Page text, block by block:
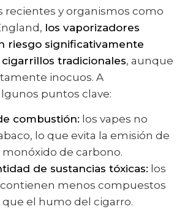
recientes y organismos como
los vaporizadores
riesgo significativamente
tradicionales, aunque
inocuos. A
puntos clave:
combustión: los vapes no
lo que evita la emisión de
de carbono.
de sustancias tóxicas: los
menos compuestos
el humo del cigarro.